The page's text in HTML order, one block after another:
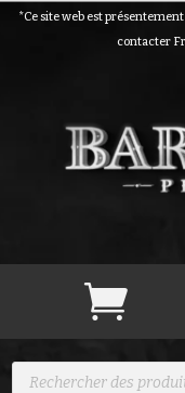
*Ce site web est
contacter
Recherche